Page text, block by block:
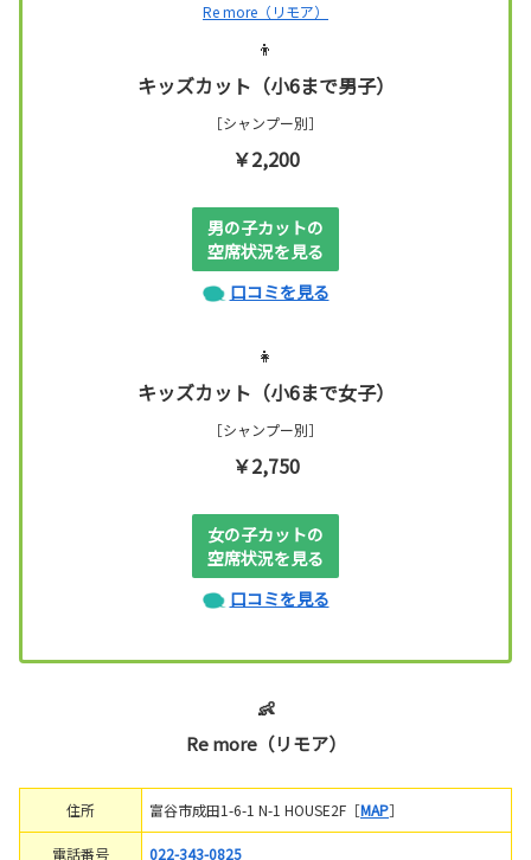
Re more（リモア）
👦
キッズカット（小6まで男子）
［シャンプー別］
￥2,200
男の子カットの
空席状況を見る
口コミを見る
👧
キッズカット（小6まで女子）
［シャンプー別］
￥2,750
女の子カットの
空席状況を見る
口コミを見る
👶
Re more（リモア）
住所 富谷市成田1-6-1 N-1 HOUSE2F［MAP］
電話番号 022-343-0825